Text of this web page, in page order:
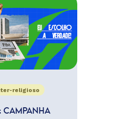
religioso
CAMPANHA